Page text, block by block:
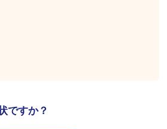
ですか？